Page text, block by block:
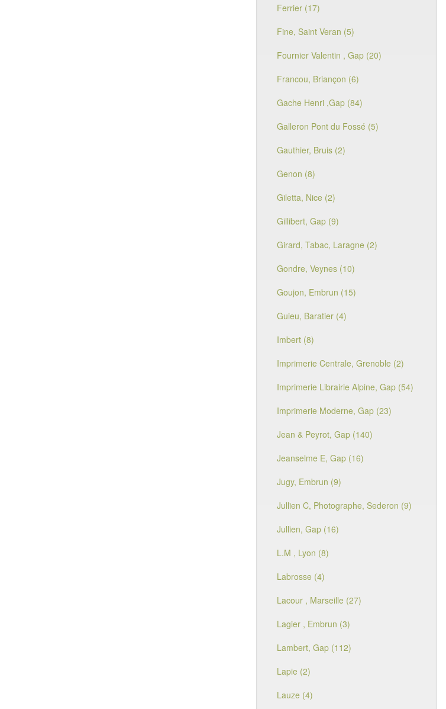
Ferrier (17)
Fine, Saint Veran (5)
Fournier Valentin , Gap (20)
Francou, Briançon (6)
Gache Henri ,Gap (84)
Galleron Pont du Fossé (5)
Gauthier, Bruis (2)
Genon (8)
Giletta, Nice (2)
Gillibert, Gap (9)
Girard, Tabac, Laragne (2)
Gondre, Veynes (10)
Goujon, Embrun (15)
Guieu, Baratier (4)
Imbert (8)
Imprimerie Centrale, Grenoble (2)
Imprimerie Librairie Alpine, Gap (54)
Imprimerie Moderne, Gap (23)
Jean & Peyrot, Gap (140)
Jeanselme E, Gap (16)
Jugy, Embrun (9)
Jullien C, Photographe, Sederon (9)
Jullien, Gap (16)
L.M , Lyon (8)
Labrosse (4)
Lacour , Marseille (27)
Lagier , Embrun (3)
Lambert, Gap (112)
Lapie (2)
Lauze (4)